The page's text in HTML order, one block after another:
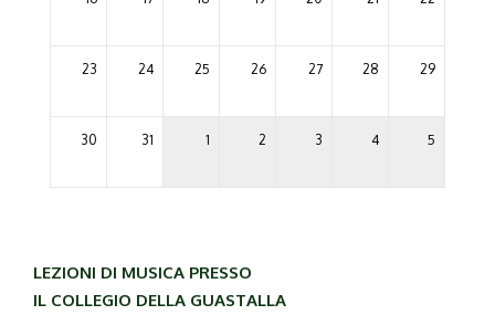
23 24 25 26 27 28 29
30 31 1 2 3 4 5
LEZIONI DI MUSICA PRESSO
IL COLLEGIO DELLA GUASTALLA